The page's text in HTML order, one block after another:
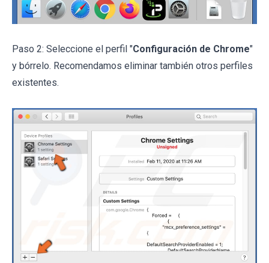
Paso 2: Seleccione el perfil "Configuración de Chrome"
y bórrelo. Recomendamos eliminar también otros perfiles
existentes.